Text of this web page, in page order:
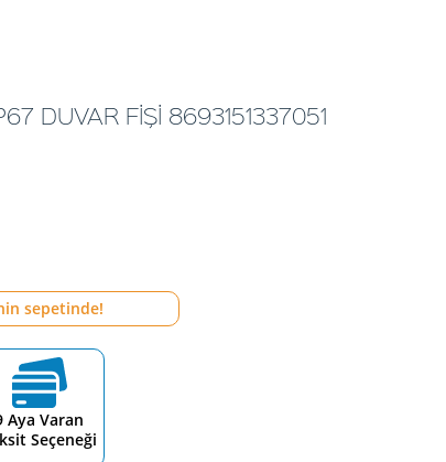
DUVAR FİŞİ 8693151337051
sepetinde!
Aya Varan
Seçeneği